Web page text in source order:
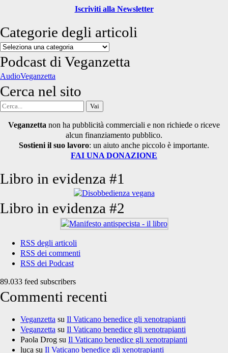
Iscriviti alla Newsletter
Categorie degli articoli
Categorie
degli
articoli
Podcast di Veganzetta
AudioVeganzetta
Cerca nel sito
Cerca
Veganzetta non ha pubblicità commerciali e non richiede o riceve
alcun finanziamento pubblico.
Sostieni il suo lavoro: un aiuto anche piccolo è importante.
FAI UNA DONAZIONE
Libro in evidenza #1
Libro in evidenza #2
RSS degli articoli
RSS dei commenti
RSS dei Podcast
89.033 feed subscribers
Commenti recenti
Veganzetta su Il Vaticano benedice gli xenotrapianti
Veganzetta su Il Vaticano benedice gli xenotrapianti
Paola Drog su Il Vaticano benedice gli xenotrapianti
luca su Il Vaticano benedice gli xenotrapianti